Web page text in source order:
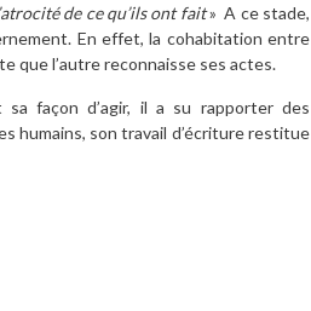
de ce qu’ils ont fait» A ce stade,
En effet, la cohabitation entre
que l’autre reconnaisse ses actes.
façon d’agir, il a su rapporter des
humains, son travail d’écriture restitue